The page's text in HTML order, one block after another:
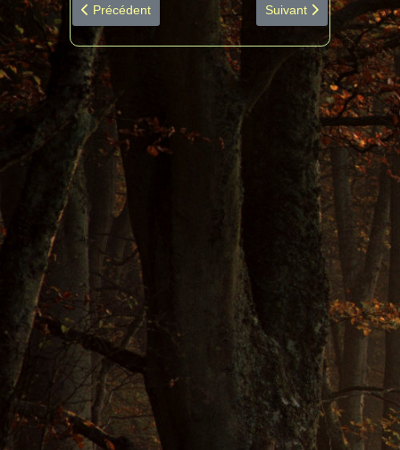
Article précédent : 2016-04-16 Laguian diapo espèces
Précédent Article suivant : 2014-
Suivant